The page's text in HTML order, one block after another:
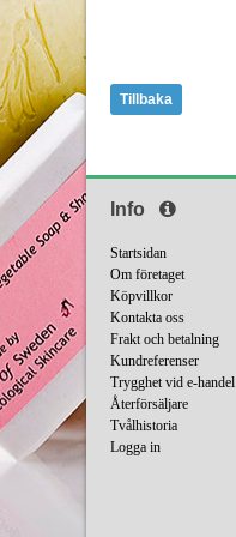
Tillbaka
Info
Startsidan
Om företaget
Köpvillkor
Kontakta oss
Frakt och betalning
Kundreferenser
Trygghet vid e-handel
Återförsäljare
Tvålhistoria
Logga in